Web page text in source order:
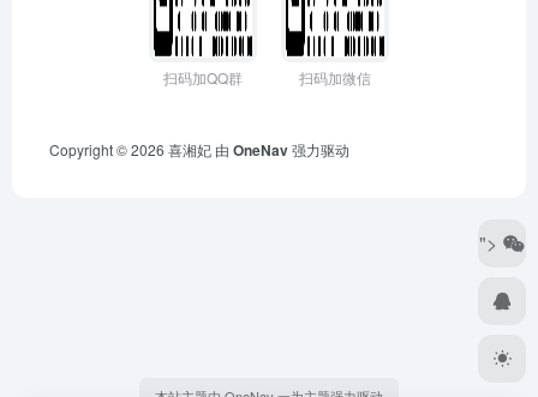
扫码加QQ群 扫码加微信
Copyright © 2026 喜湘妃 由 OneNav强力驱动
">